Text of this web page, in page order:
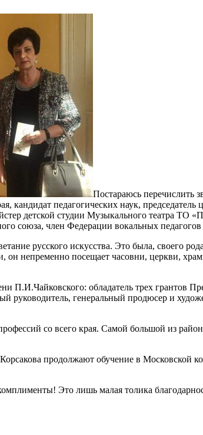
Постараюсь перечислить
кандидат педагогических наук,
детской студии Музыкального театра ТО
союза, член Федерации вокальных
русского искусства. Это была, своего
он непременно посещает часовни, церкви,
П.И.Чайковского: обладатель трех грантов
руководитель, генеральный продюсер и
со всего края. Самой большой из
продолжают обучение в Московской
Это лишь малая толика